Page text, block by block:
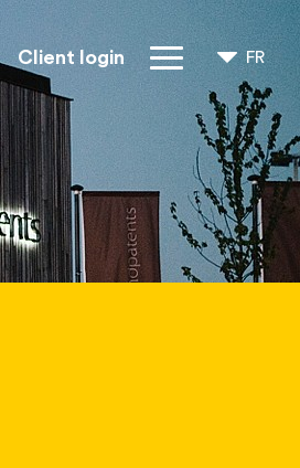
Client login
Droits IP
À propos de
Blogs
FR
NL
EN